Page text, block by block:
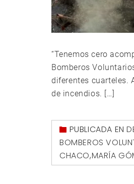
“Tenemos cero
Bomberos
diferentes cuarteles.
de incendios. […]
PUBLICADA EN
BOMBEROS
CHACO,MARÍA